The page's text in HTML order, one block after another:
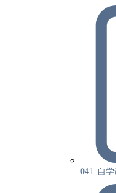
041_自